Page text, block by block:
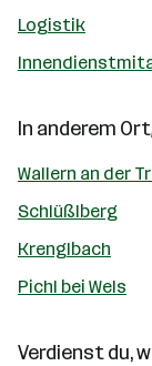
Logistik
In anderem
Wallern an der
Schlüßlberg
Krenglbach
Pichl bei Wels
Verdienst du,